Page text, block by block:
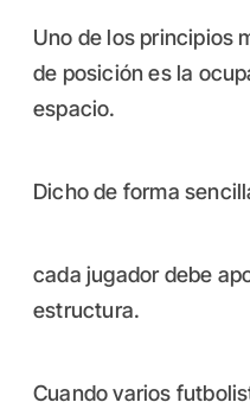
Uno de los principios
de posición es la
espacio.
Dicho de forma
cada jugador debe
estructura.
Cuando varios